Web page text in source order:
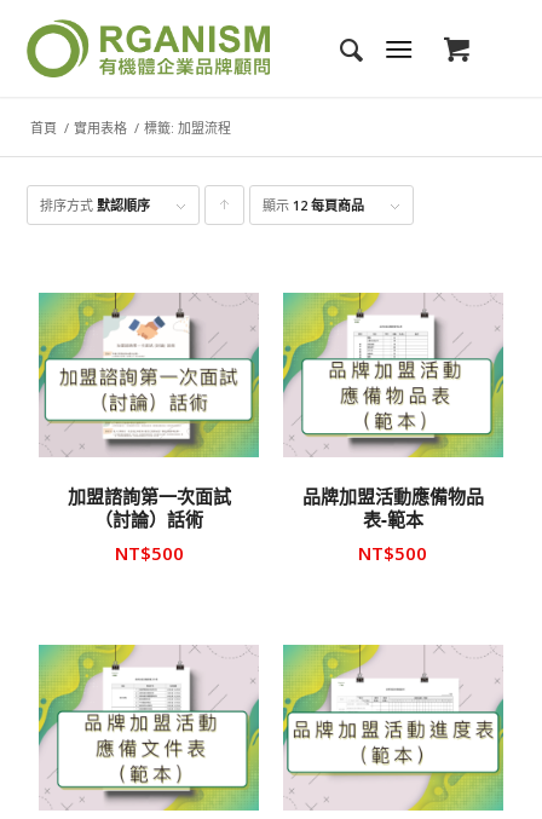
首頁 / 實用表格 / 標籤: 加盟流程
排序方式默認順序 點
品
顯示 12 每頁商品
加盟諮詢第一次面試
（討論）話術
NT$500
品牌加盟活動應備物品
表-範本
NT$500